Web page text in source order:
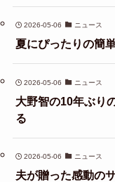
2026-05-06 ニュース
夏にぴったりの簡
2026-05-06 ニュース
大野智の10年ぶり
る
2026-05-06 ニュース
夫が贈った感動の